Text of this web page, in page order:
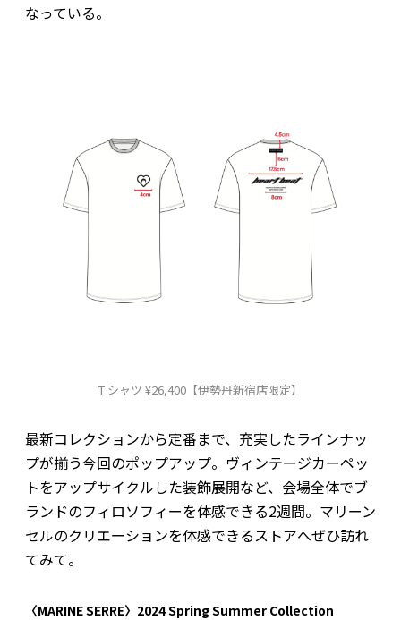
なっている。
T シャツ ¥26,400【伊勢丹新宿店限定】
最新コレクションから定番まで、充実したラインナッ
プが揃う今回のポップアップ。ヴィンテージカーペッ
トをアップサイクルした装飾展開など、会場全体でブ
ランドのフィロソフィーを体感できる2週間。マリーン
セルのクリエーションを体感できるストアへぜひ訪れ
てみて。
〈MARINE SERRE〉2024 Spring Summer Collection